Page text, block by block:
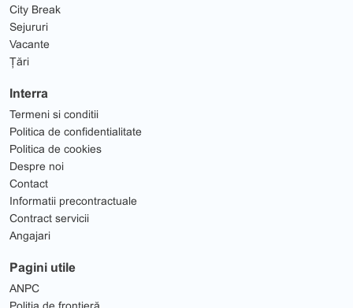
City Break
Sejururi
Vacante
Țări
Interra
Termeni si conditii
Politica de confidentialitate
Politica de cookies
Despre noi
Contact
Informatii precontractuale
Contract servicii
Angajari
Pagini utile
ANPC